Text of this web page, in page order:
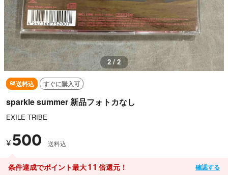
1 / 2
送料込 すぐに購入可
sparkle summer 新品フォトカなし
EXILE TRIBE
¥ 500 送料込
条件達成でポイント最大11 倍還元！ 確認する